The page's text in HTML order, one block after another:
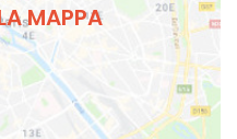
MAPPA